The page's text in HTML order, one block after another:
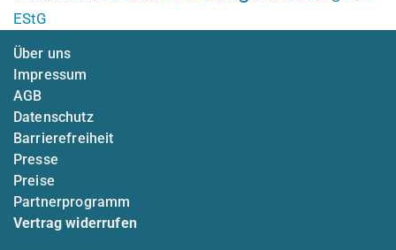
EStG
Über uns
Impressum
AGB
Datenschutz
Barrierefreiheit
Presse
Preise
Partnerprogramm
Vertrag widerrufen